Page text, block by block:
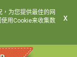
为您提供最佳的网
用Cookie来收集数
x